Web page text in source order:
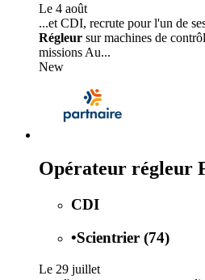
Le 4 août
...et CDI, recrute pour l'un de
Régleur sur machines de
missions Au...
New
Opérateur régleur
CDI
•Scientrier (74)
Le 29 juillet